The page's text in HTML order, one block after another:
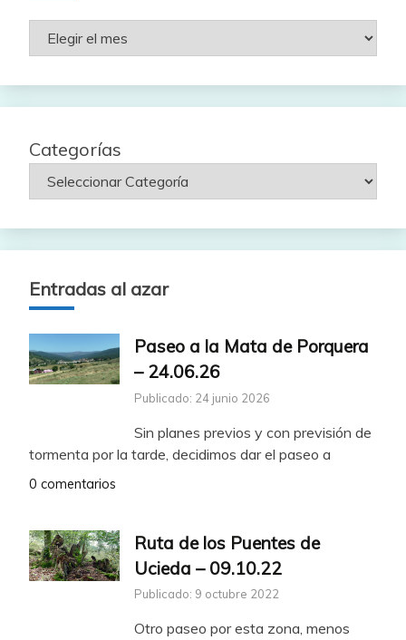
Rutas
Categorías
Entradas al azar
Paseo a la Mata de Porquera
– 24.06.26
Publicado: 24 junio 2026
Sin planes previos y con previsión de
tormenta por la tarde, decidimos dar el paseo a
0 comentarios
Ruta de los Puentes de
Ucieda – 09.10.22
Publicado: 9 octubre 2022
Otro paseo por esta zona, menos